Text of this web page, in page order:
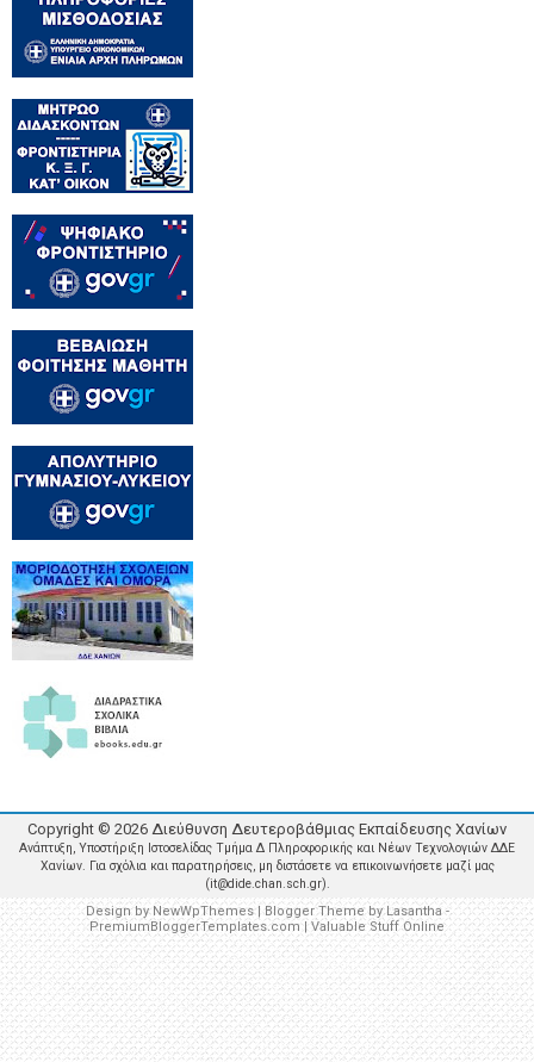
Copyright © 2026 Διεύθυνση Δευτεροβάθμιας Εκπαίδευσης Χανίων
Ανάπτυξη, Υποστήριξη Ιστοσελίδας Τμήμα Δ Πληροφορικής και Νέων Τεχνολογιών ΔΔΕ
Χανίων. Για σχόλια και παρατηρήσεις, μη διστάσετε να επικοινωνήσετε μαζί μας
(it@dide.chan.sch.gr).
Design byNewWpThemes| Blogger Theme byLasantha-
PremiumBloggerTemplates.com| Valuable Stuff Online